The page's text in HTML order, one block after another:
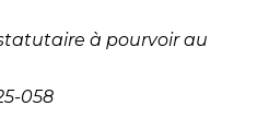
à pourvoir au
058